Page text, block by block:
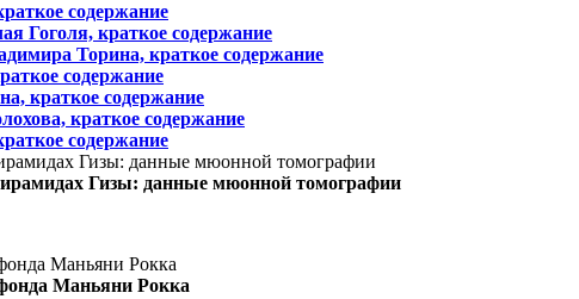
содержание
Гоголя, краткое содержание
Торина, краткое содержание
содержание
краткое содержание
краткое содержание
содержание
Гизы: данные мюонной томографии
Маньяни Рокка